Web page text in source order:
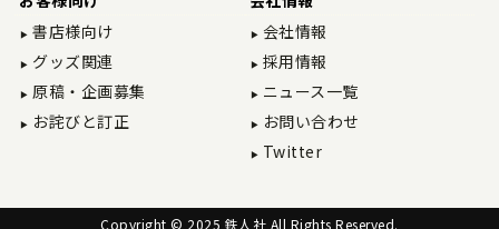
書店様向け
グッズ関連
原稿・企画募集
お詫びと訂正
会社情報
採用情報
ニュース一覧
お問い合わせ
Twitter
Copyright © 2025 鉄人社 All Rights Reserved.